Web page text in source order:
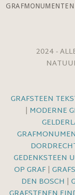
GRAFMONUMENTEN
2024 -
GRAFSTEEN
| MODERNE
GEDENKSTEEN
OP GRAF|
DEN BOSCH |